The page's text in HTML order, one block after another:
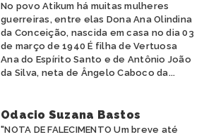
No povo Atikum há muitas mulheres
guerreiras, entre elas Dona Ana Olindina
da Conceição, nascida em casa no dia 03
de março de 1940 É filha de Vertuosa
Ana do Espírito Santo e de Antônio João
da Silva, neta de Ângelo Caboco da...
Odacio Suzana Bastos
"NOTA DE FALECIMENTO Um breve até